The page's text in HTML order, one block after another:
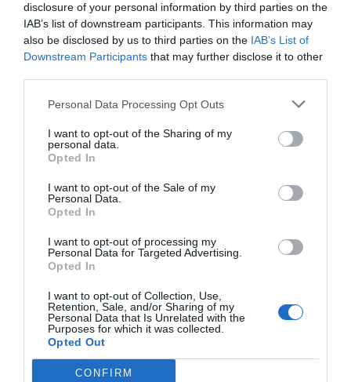
disclosure of your personal information by third parties on the
IAB’s list of downstream participants. This information may
also be disclosed by us to third parties on the IAB’s List of
Downstream Participants that may further disclose it to other
Personal Data Processing Opt Outs
I want to opt-out of the Sharing of my
personal data.
Opted In
I want to opt-out of the Sale of my
Personal Data.
Opted In
I want to opt-out of processing my
Personal Data for Targeted Advertising.
Opted In
I want to opt-out of Collection, Use,
Retention, Sale, and/or Sharing of my
Personal Data that Is Unrelated with the
Purposes for which it was collected.
Opted Out
CONFIRM